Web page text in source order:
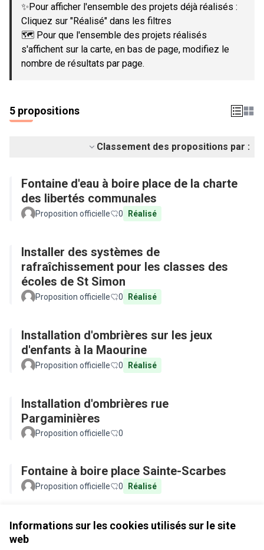
Informations sur les cookies utilisés sur le site
web
✨Pour afficher l'ensemble des projets déjà réalisés :
Cliquez sur "Réalisé" dans les filtres
🗺️ Pour que l'ensemble des projets réalisés
s'affichent sur la carte, en bas de page, modifiez le
nombre de résultats par page.
5 propositions
Classement des propositions par :
Fontaine d'eau à boire place de la charte
des libertés communales
Proposition officielle 0 Réalisé
Installer des systèmes de
rafraîchissement pour les classes des
écoles de St Simon
Proposition officielle 0 Réalisé
Installation d'ombrières sur les jeux
d'enfants à la Maourine
Proposition officielle 0 Réalisé
Installation d'ombrières rue
Pargaminières
Proposition officielle 0
Fontaine à boire place Sainte-Scarbes
Proposition officielle 0 Réalisé